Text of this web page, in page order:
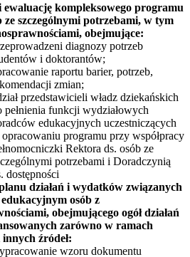
ewaluację kompleksowego programu
ze szczególnymi potrzebami, w tym
obejmujące:
diagnozy potrzeb
i doktorantów;
raportu barier, potrzeb,
zmian;
przedstawicieli władz dziekańskich
pełnienia funkcji wydziałowych
edukacyjnych uczestniczących
programu przy współpracy
Rektora ds. osób ze
potrzebami i Doradczynią
dostępności
działań i wydatków związanych
osób z
obejmującego ogół działań
zarówno w ramach
źródeł:
wzoru dokumentu